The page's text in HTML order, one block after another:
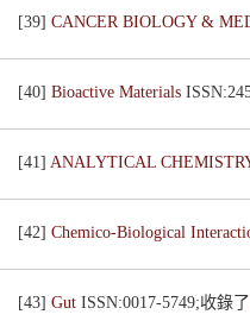
[39] CANCER BIOLOGY &
[40] Bioactive Materials
[41] ANALYTICAL
[42] Chemico-Biological
[43] Gut ISSN:0017-5749;收錄了